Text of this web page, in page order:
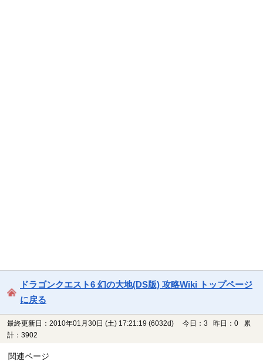
ドラゴンクエスト6 幻の大地(DS版) 攻略Wiki トップページ
に戻る
最終更新日：2010年01月30日 (土) 17:21:19 (6032d)
今日：3 昨日：0 累
計：3902
関連ページ